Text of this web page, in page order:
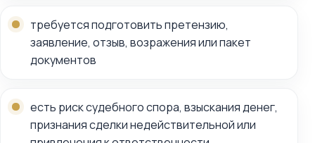
требуется подготовить претензию,
заявление, отзыв, возражения или пакет
документов
есть риск судебного спора, взыскания денег,
признания сделки недействительной или